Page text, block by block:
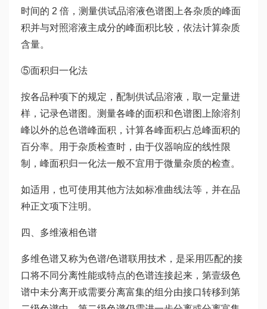
时间的 2 倍，测量供试品溶液色谱图上各杂质的峰面
积并与对照溶液主成分的峰面积比较，依法计算杂质
含量。
⑤面积归一化法
按各品种项下的规定，配制供试品溶液，取一定量进
样，记录色谱图。测量各峰的面积和色谱图上除溶剂
峰以外的总色谱峰面积，计算各峰面积占总峰面积的
百分率。用于杂质检查时，由于仪器响应的线性限
制，峰面积归一化法一般不宜用于微量杂质的检查。
如适用，也可使用其他方法如标准曲线法等，并在品
种正文项下注明。
四、多维液相色谱
多维色谱又称为色谱/色谱联用技术，是采用匹配的接
口将不同分离性能或特点的色谱连接起来，第壹级色
谱中未分离开或需要分离富集的组分由接口转移到第